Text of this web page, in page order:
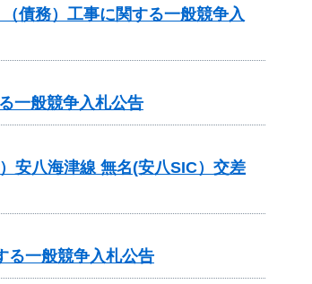
債務）工事に関する一般競争入
一般競争入札公告
安八海津線 無名(安八SIC）交差
る一般競争入札公告